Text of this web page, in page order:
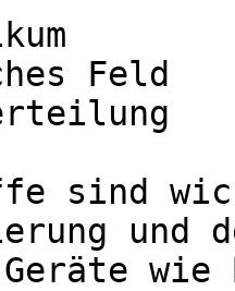
Feld
sind
und